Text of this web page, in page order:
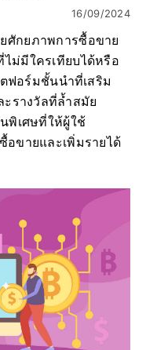
16/09/2024
ศักยภาพการซื้อขาย
ม่มีใครเทียบได้หรือ
ฟอร์มชั้นนำที่เสริม
ะรางวัลที่ล้ำสมัย
พิเศษที่ให้ผู้ใช้
ขายและเพิ่มรายได้